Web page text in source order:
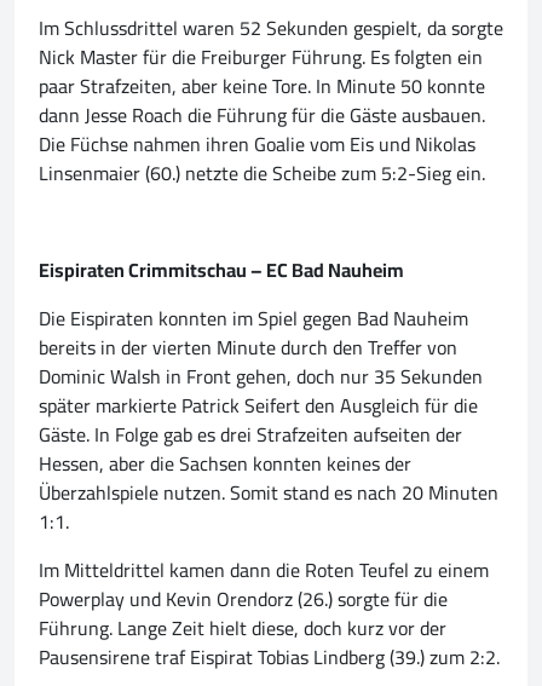
Im Schlussdrittel waren 52 Sekunden gespielt, da sorgte
Nick Master für die Freiburger Führung. Es folgten ein
paar Strafzeiten, aber keine Tore. In Minute 50 konnte
dann Jesse Roach die Führung für die Gäste ausbauen.
Die Füchse nahmen ihren Goalie vom Eis und Nikolas
Linsenmaier (60.) netzte die Scheibe zum 5:2-Sieg ein.
Eispiraten Crimmitschau – EC Bad Nauheim
Die Eispiraten konnten im Spiel gegen Bad Nauheim
bereits in der vierten Minute durch den Treffer von
Dominic Walsh in Front gehen, doch nur 35 Sekunden
später markierte Patrick Seifert den Ausgleich für die
Gäste. In Folge gab es drei Strafzeiten aufseiten der
Hessen, aber die Sachsen konnten keines der
Überzahlspiele nutzen. Somit stand es nach 20 Minuten
1:1.
Im Mitteldrittel kamen dann die Roten Teufel zu einem
Powerplay und Kevin Orendorz (26.) sorgte für die
Führung. Lange Zeit hielt diese, doch kurz vor der
Pausensirene traf Eispirat Tobias Lindberg (39.) zum 2:2.